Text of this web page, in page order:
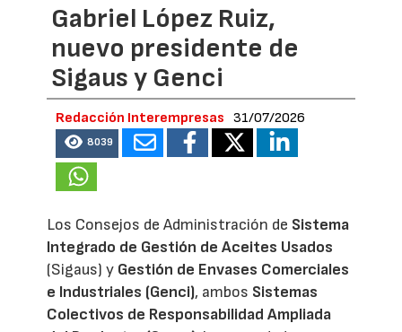
Gabriel López Ruiz,
nuevo presidente de
Sigaus y Genci
Redacción Interempresas 31/07/2026
8039
Los Consejos de Administración de Sistema
Integrado de Gestión de Aceites Usados
(Sigaus) y Gestión de Envases Comerciales
e Industriales (Genci), ambos Sistemas
Colectivos de Responsabilidad Ampliada